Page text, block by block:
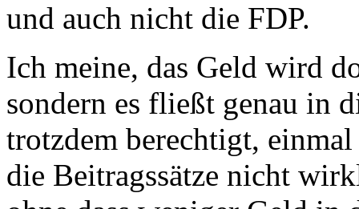
und auch nicht die FDP.
Ich meine, das Geld wird
sondern es fließt genau in
trotzdem berechtigt,
die Beitragssätze nicht